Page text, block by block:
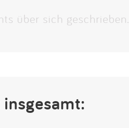
über sich geschrieben.